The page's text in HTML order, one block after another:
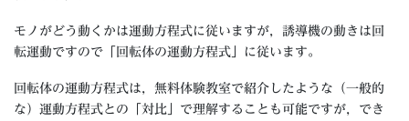
モノがどう動くかは運動方程式に従いますが，誘導機の動きは回
転運動ですので「回転体の運動方程式」に従います。
回転体の運動方程式は，無料体験教室で紹介したような（一般的
な）運動方程式との「対比」で理解することも可能ですが，でき